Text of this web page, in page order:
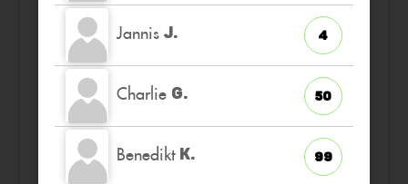
Jannis J. 4
Charlie G. 50
Benedikt K. 99